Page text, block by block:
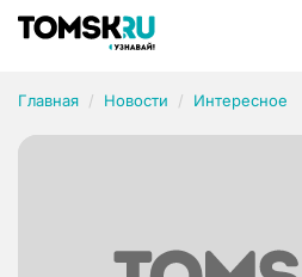
Главная Новости Интересное